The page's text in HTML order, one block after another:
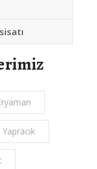
Yapracık